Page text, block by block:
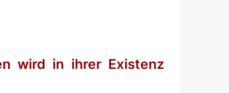
wird in ihrer Existenz